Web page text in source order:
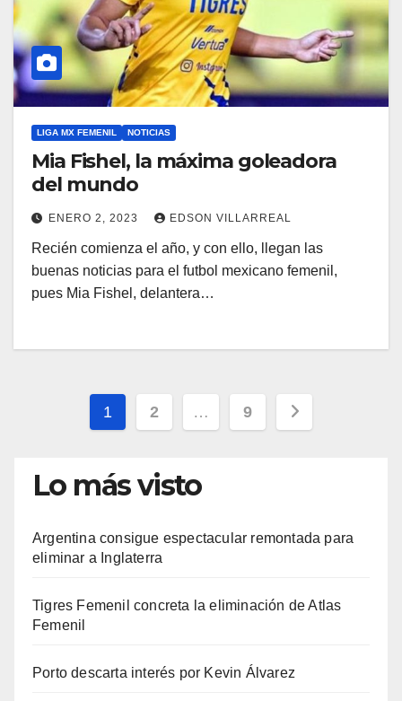
LIGA MX FEMENIL NOTICIAS
Mia Fishel, la máxima goleadora
del mundo
ENERO 2, 2023 EDSON VILLARREAL
Recién comienza el año, y con ello, llegan las
buenas noticias para el futbol mexicano femenil,
pues Mia Fishel, delantera…
Paginación
entradas
1 2 … 9
Lo más visto
Argentina consigue espectacular remontada para
eliminar a Inglaterra
Tigres Femenil concreta la eliminación de Atlas
Femenil
Porto descarta interés por Kevin Álvarez